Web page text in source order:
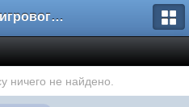
Форум игрового проекта Riverrise
ничего не найдено.